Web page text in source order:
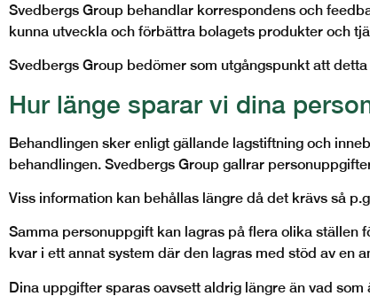
Svedbergs Group behandlar korrespondens och
kunna utveckla och förbättra bolagets produkter och
Svedbergs Group bedömer som utgångspunkt att
Hur länge sparar vi dina
Behandlingen sker enligt gällande lagstiftning och
behandlingen. Svedbergs Group gallrar
Viss information kan behållas längre då det krävs så
Samma personuppgift kan lagras på flera olika ställen
kvar i ett annat system där den lagras med stöd av en
Dina uppgifter sparas oavsett aldrig längre än vad